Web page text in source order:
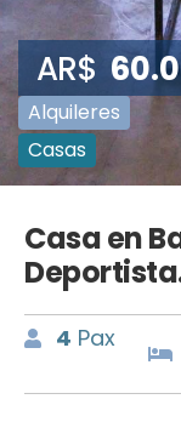
AR$
Alquileres
Casas
Casa en
4 Pax